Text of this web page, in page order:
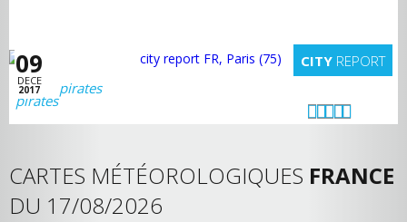
09
DECE
2017
CITY REPORT
pirates
CARTES MÉTÉOROLOGIQUES FRANCE
DU 17/08/2026